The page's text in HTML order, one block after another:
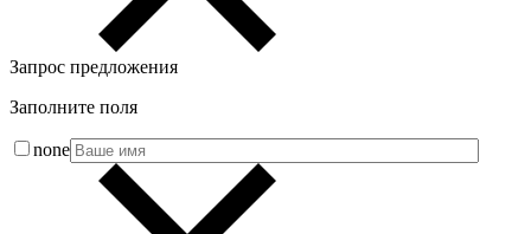
Запрос предложения
Заполните поля
none